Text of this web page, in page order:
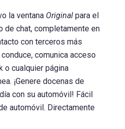
la ventana Original para el
de chat, completamente en
con terceros más
comunica acceso
o cualquier página
¡Genere docenas de
con su automóvil! Fácil
automóvil. Directamente